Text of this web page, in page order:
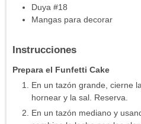
Duya #18
Mangas para decorar
Instrucciones
Prepara el Funfetti Cake
En un tazón grande, cierne
hornear y la sal. Reserva.
En un tazón mediano y